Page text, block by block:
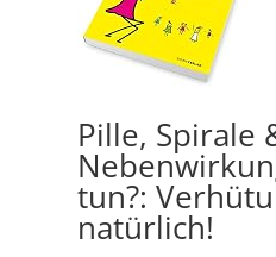
Pille, Spirale
tun?:
natürlich!